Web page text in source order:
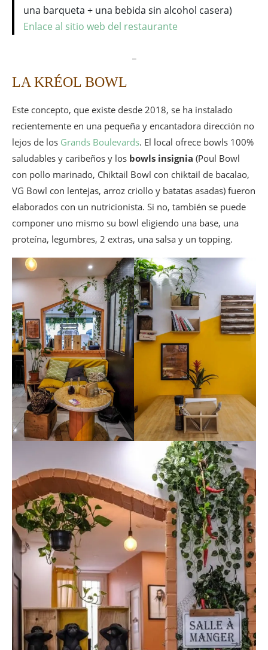
una barqueta + una bebida sin alcohol casera)
Enlace al sitio web del restaurante
LA KRÉOL BOWL
Este concepto, que existe desde 2018, se ha instalado
recientemente en una pequeña y encantadora dirección no
lejos de los Grands Boulevards. El local ofrece bowls 100%
saludables y caribeños y los bowls insignia (Poul Bowl
con pollo marinado, Chiktail Bowl con chiktail de bacalao,
VG Bowl con lentejas, arroz criollo y batatas asadas) fueron
elaborados con un nutricionista. Si no, también se puede
componer uno mismo su bowl eligiendo una base, una
proteína, legumbres, 2 extras, una salsa y un topping.